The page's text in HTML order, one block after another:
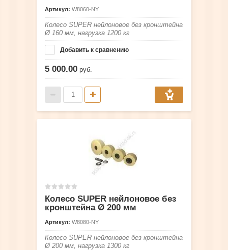
Артикул: W8060-NY
Колесо SUPER нейлоновое без кронштейна
Ø 160 мм, нагрузка 1200 кг
Добавить к сравнению
5 000.00 руб.
Колесо SUPER нейлоновое без
кронштейна Ø 200 мм
Артикул: W8080-NY
Колесо SUPER нейлоновое без кронштейна
Ø 200 мм, нагрузка 1300 кг